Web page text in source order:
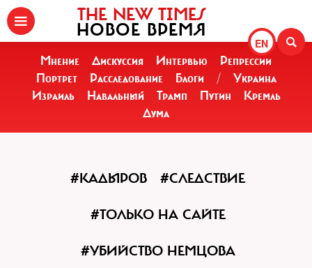
EN
THE NEW TIMES
НОВОЕ ВРЕМЯ
Мнение Дискуссия Интервью
Репрессии
Портрет
Расследование Блоги /
Украина
Израиль
Навальный Трамп Путин
Кремль
Дума
#КАДЫРОВ #СЛЕДСТВИЕ
#ТОЛЬКО НА САЙТЕ
#УБИЙСТВО НЕМЦОВА